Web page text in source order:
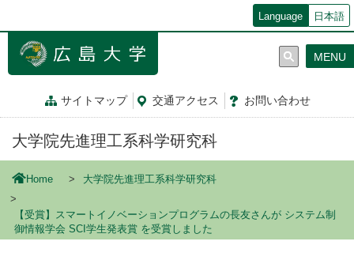
ン
Language 日本語
サイトマップ 交通アクセス お問い合わせ
MENU
大学院先進理工系科学研究科
Home 大学院先進理工系科学研究科
【受賞】スマートイノベーションプログラムの長友さんが システム制
御情報学会 SCI学生発表賞 を受賞しました